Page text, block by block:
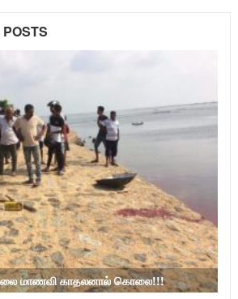
மாணவி காதலனால் கொலை!!!